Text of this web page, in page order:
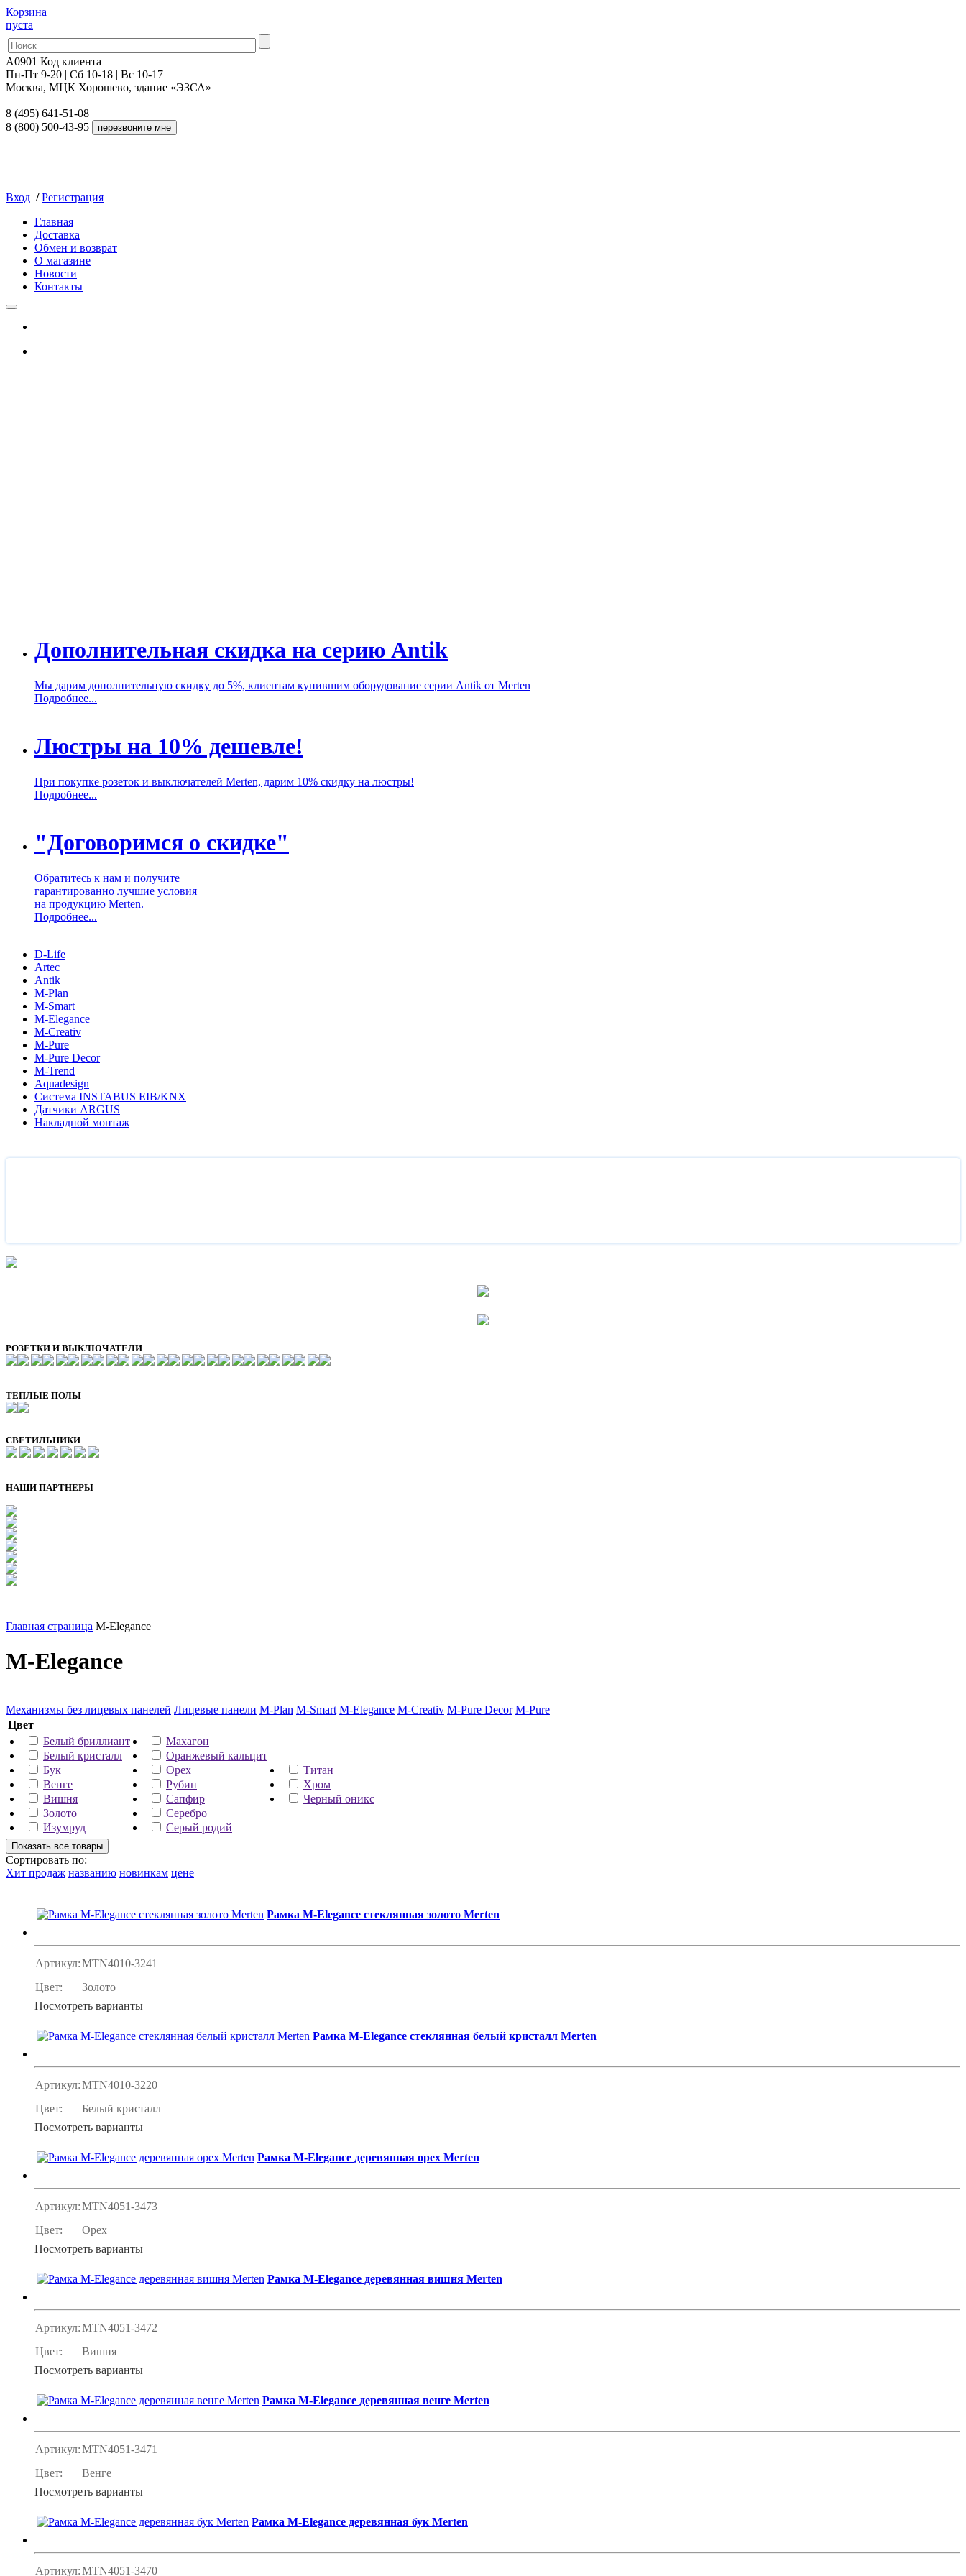
Корзина
пуста
A0901 Код клиента
Пн-Пт 9-20 | Сб 10-18 | Вс 10-17
Москва, МЦК Хорошево, здание «ЭЗСА»
8 (495) 641-51-08
8 (800) 500-43-95
Вход / Регистрация
Главная
Доставка
Обмен и возврат
О магазине
Новости
Контакты
Дополнительная скидка на серию Antik
Мы дарим дополнительную скидку до 5%, клиентам купившим оборудование серии Antik от Merten
Подробнее...
Люстры на 10% дешевле!
При покупке розеток и выключателей Merten, дарим 10% скидку на люстры!
Подробнее...
"Договоримся о скидке"
Обратитесь к нам и получите
гарантированно лучшие условия
на продукцию Merten.
Подробнее...
D-Life
Artec
Antik
M-Plan
M-Smart
M-Elegance
M-Creativ
M-Pure
M-Pure Decor
M-Trend
Aquadesign
Система INSTABUS EIB/KNX
Датчики ARGUS
Накладной монтаж
РОЗЕТКИ И ВЫКЛЮЧАТЕЛИ
ТЕПЛЫЕ ПОЛЫ
СВЕТИЛЬНИКИ
НАШИ ПАРТНЕРЫ
Главная страница M-Elegance
M-Elegance
Механизмы без лицевых панелей Лицевые панели M-Plan M-Smart M-Elegance M-Creativ M-Pure Decor M-Pure
Цвет
Белый бриллиант
Белый кристалл
Бук
Венге
Вишня
Золото
Изумруд
Махагон
Оранжевый кальцит
Орех
Рубин
Сапфир
Серебро
Серый родий
Титан
Хром
Черный оникс
Сортировать по:
Хит продаж названию новинкам цене
Рамка M-Elegance стеклянная золото Merten
Артикул:MTN4010-3241
Цвет:
Золото
Посмотреть варианты
Рамка M-Elegance стеклянная белый кристалл Merten
Артикул:MTN4010-3220
Цвет:
Белый кристалл
Посмотреть варианты
Рамка M-Elegance деревянная орех Merten
Артикул:MTN4051-3473
Цвет:
Орех
Посмотреть варианты
Рамка M-Elegance деревянная вишня Merten
Артикул:MTN4051-3472
Цвет:
Вишня
Посмотреть варианты
Рамка M-Elegance деревянная венге Merten
Артикул:MTN4051-3471
Цвет:
Венге
Посмотреть варианты
Рамка M-Elegance деревянная бук Merten
Артикул:MTN4051-3470